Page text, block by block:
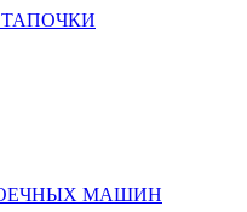
ТАПОЧКИ
МАШИН